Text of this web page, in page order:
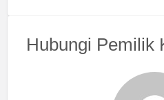
Hubungi Pemilik